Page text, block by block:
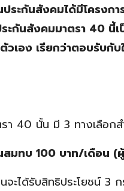
ระกันสังคมได้มีโครงก
ะกันสังคมมาตรา 40 นี้
เอง เรียกว่าตอบรับกับ
า 40 นั้น มี 3 ทางเลือก
สมทบ 100 บาท/เดือน
จะได้รับสิทธิประโยชน์ 3